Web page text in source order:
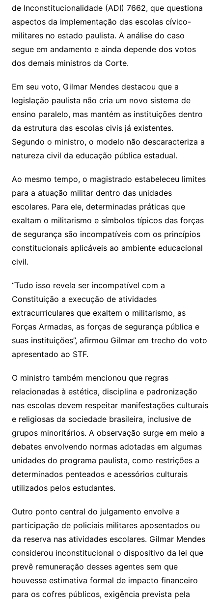
de Inconstitucionalidade (ADI) 7662, que questiona
aspectos da implementação das escolas cívico-
militares no estado paulista. A análise do caso
segue em andamento e ainda depende dos votos
dos demais ministros da Corte.
Em seu voto, Gilmar Mendes destacou que a
legislação paulista não cria um novo sistema de
ensino paralelo, mas mantém as instituições dentro
da estrutura das escolas civis já existentes.
Segundo o ministro, o modelo não descaracteriza a
natureza civil da educação pública estadual.
Ao mesmo tempo, o magistrado estabeleceu limites
para a atuação militar dentro das unidades
escolares. Para ele, determinadas práticas que
exaltam o militarismo e símbolos típicos das forças
de segurança são incompatíveis com os princípios
constitucionais aplicáveis ao ambiente educacional
civil.
“Tudo isso revela ser incompatível com a
Constituição a execução de atividades
extracurriculares que exaltem o militarismo, as
Forças Armadas, as forças de segurança pública e
suas instituições”, afirmou Gilmar em trecho do voto
apresentado ao STF.
O ministro também mencionou que regras
relacionadas à estética, disciplina e padronização
nas escolas devem respeitar manifestações culturais
e religiosas da sociedade brasileira, inclusive de
grupos minoritários. A observação surge em meio a
debates envolvendo normas adotadas em algumas
unidades do programa paulista, como restrições a
determinados penteados e acessórios culturais
utilizados pelos estudantes.
Outro ponto central do julgamento envolve a
participação de policiais militares aposentados ou
da reserva nas atividades escolares. Gilmar Mendes
considerou inconstitucional o dispositivo da lei que
prevê remuneração desses agentes sem que
houvesse estimativa formal de impacto financeiro
para os cofres públicos, exigência prevista pela